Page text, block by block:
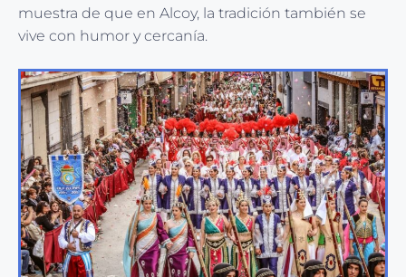
muestra de que en Alcoy, la tradición también se
vive con humor y cercanía.